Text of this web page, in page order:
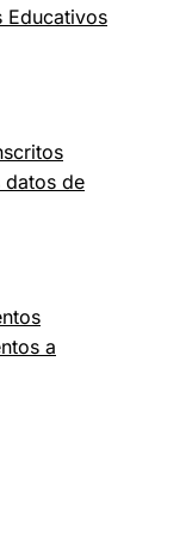
Educativos
datos de
a